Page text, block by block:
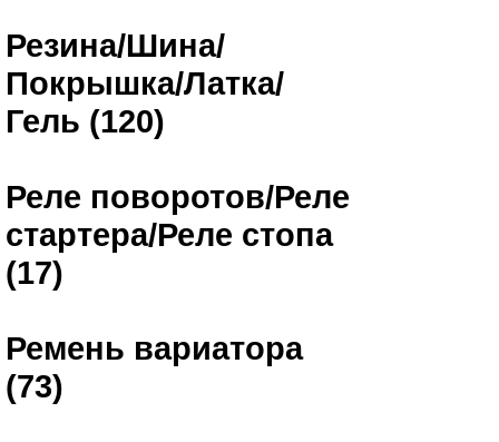
Резина/Шина/
Покрышка/Латка/
Гель (120)
Реле поворотов/Реле
стартера/Реле стопа
(17)
Ремень вариатора
(73)